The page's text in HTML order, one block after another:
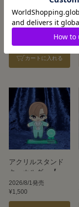
『ベルサイユのば
ら－オスカル編
－』
2006/02/10発売
カートに入れる
アクリルスタンド
キーホルダー【朝
美絢】
2026/8/1発売
¥1,500